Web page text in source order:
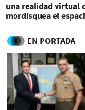
una realidad virtual
mordisquea el
EN PORTADA